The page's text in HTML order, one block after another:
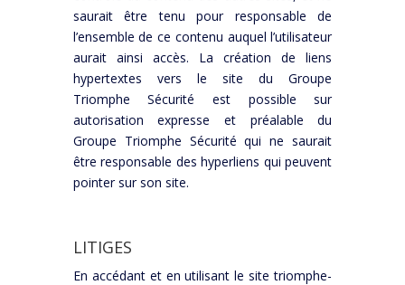
saurait être tenu pour responsable de
l’ensemble de ce contenu auquel l’utilisateur
aurait ainsi accès. La création de liens
hypertextes vers le site du Groupe
Triomphe Sécurité est possible sur
autorisation expresse et préalable du
Groupe Triomphe Sécurité qui ne saurait
être responsable des hyperliens qui peuvent
pointer sur son site.
LITIGES
En accédant et en utilisant le site triomphe-